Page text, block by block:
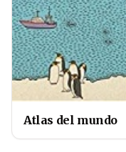
Atlas del mundo